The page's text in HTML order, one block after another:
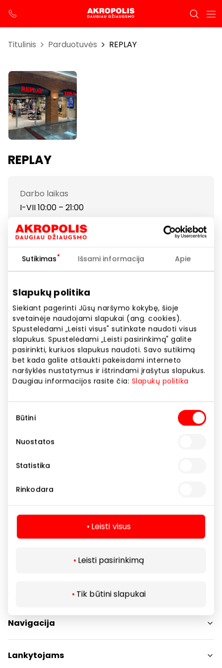
Sutikimas Išsami informacija Apie
Slapukų politika
Siekiant pagerinti Jūsų naršymo kokybę, šioje
svetainėje naudojami slapukai (ang. cookies).
Spustelėdami „Leisti visus" sutinkate naudoti visus
slapukus. Spustelėdami „Leisti pasirinkimą" galite
pasirinkti, kuriuos slapukus naudoti. Savo sutikimą
bet kada galite atšaukti pakeisdami interneto
naršyklės nustatymus ir ištrindami įrašytus slapukus.
Daugiau informacijos rasite čia: Slapukų politika
pasirinkimas
Būtini
Nuostatos
Statistika
Rinkodara
Leisti visus
Leisti pasirinkimą
Tik būtini slapukai
Titulinis Parduotuvės REPLAY
REPLAY
Darbo laikas
I-VII 10:00 – 21:00
Telefono numeris
+370 68544747
Svetainės adresas
Rodyti lokaciją žemėlapyje
REPLAY – italų premium denim ir laisvalaikio drabužių
prekės ženklas, įkurtas 1981 metais. Per daugiau nei
40 metų REPLAY tapo vienu pirmaujančių pasaulinių
prekės ženklų džinsų sektoriuje, garsėjančiu
technologija, užtikrinančia išskirtinį lankstumą ir
moterims: džinsus įvairių kirpimų, striukes,
bei avalynę.
Parduotuvės
Navigacija
Parduotuvės
Paslaugos
Lankytojams